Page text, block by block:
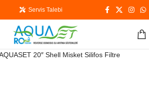
Servis Talebi
20″ Shell Misket Silifos Filtre